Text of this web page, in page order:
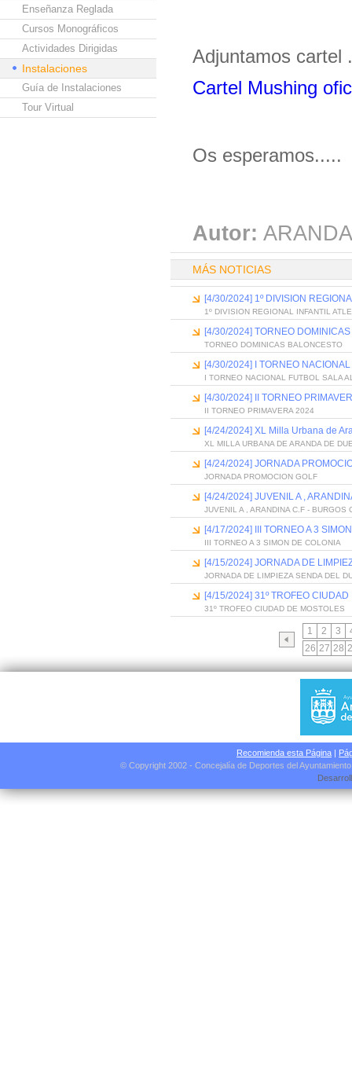
Enseñanza Reglada
Cursos Monográficos
Actividades Dirigidas
Instalaciones
Guía de Instalaciones
Tour Virtual
Adjuntamos cartel .
Cartel Mushing
Os esperamos.....
Autor:
MÁS NOTICIAS
[4/30/2024] 1º DIVISION
1º DIVISION REGIONAL INFANTIL
[4/30/2024] TORNEO
TORNEO DOMINICAS BALONCESTO
[4/30/2024] I TORNEO
I TORNEO NACIONAL FUTBOL SALA
[4/30/2024] II TORNEO
II TORNEO PRIMAVERA 2024
[4/24/2024] XL Milla Urbana de
XL MILLA URBANA DE ARANDA DE
[4/24/2024] JORNADA
JORNADA PROMOCION GOLF
[4/24/2024] JUVENIL A ,
JUVENIL A , ARANDINA C.F - BURGOS
[4/17/2024] III TORNEO A 3
III TORNEO A 3 SIMON DE COLONIA
[4/15/2024] JORNADA DE
JORNADA DE LIMPIEZA SENDA DEL
[4/15/2024] 31º TROFEO
31º TROFEO CIUDAD DE MOSTOLES
1 2 3
26 27 28
Recomienda esta Página |
© Copyright 2002 - Concejalía de Deportes del